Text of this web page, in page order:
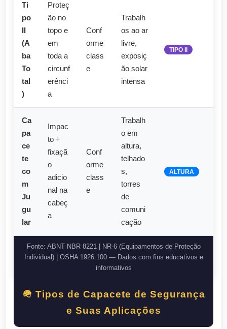
🪖 Tipos de Capacete de Segurança
e Suas Aplicações
Ti
po
II
(A
ba
To
tal
)
Proteç
ão no
topo e
em
toda a
circunf
erênci
a
Conf
orme
class
e
Trabalh
os ao ar
livre,
exposiç
ão solar
intensa
TIPO II
Ca
pa
ce
te
co
m
Ju
gu
lar
Impac
to +
fixaçã
o
adicio
nal na
cabeç
a
Conf
orme
class
e
Trabalh
o em
altura,
telhado
s,
torres
de
comuni
cação
ALTURA
Fonte: ABNT NBR 8221 | NR-6 (Equipamentos de Proteção
Individual) | OSHA 1926.100 — Dados com fins educativos e
informativos